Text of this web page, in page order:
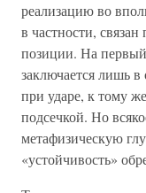
реализацию во
в частности,
позиции. На
заключается лишь в
при ударе, к тому
подсечкой. Но
метафизическую
«устойчивость»